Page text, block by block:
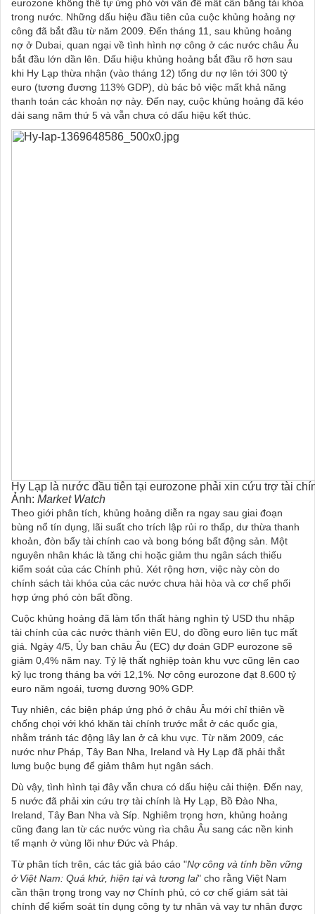
eurozone không thể tự ứng phó với vấn đề mất cân bằng tài khóa
trong nước. Những dấu hiệu đầu tiên của cuộc khủng hoảng nợ
công đã bắt đầu từ năm 2009. Đến tháng 11, sau khủng hoảng
nợ ở Dubai, quan ngại về tình hình nợ công ở các nước châu Âu
bắt đầu lớn dần lên. Dấu hiệu khủng hoảng bắt đầu rõ hơn sau
khi Hy Lạp thừa nhận (vào tháng 12) tổng dư nợ lên tới 300 tỷ
euro (tương đương 113% GDP), dù bác bỏ việc mất khả năng
thanh toán các khoản nợ này. Đến nay, cuộc khủng hoảng đã kéo
dài sang năm thứ 5 và vẫn chưa có dấu hiệu kết thúc.
Hy Lạp là nước đầu tiên tại eurozone phải xin cứu trợ tài
Ảnh: Market Watch
Theo giới phân tích, khủng hoảng diễn ra ngay sau giai đoạn
bùng nổ tín dụng, lãi suất cho trích lập rủi ro thấp, dư thừa thanh
khoản, đòn bẩy tài chính cao và bong bóng bất động sản. Một
nguyên nhân khác là tăng chi hoặc giảm thu ngân sách thiếu
kiểm soát của các Chính phủ. Xét rộng hơn, việc này còn do
chính sách tài khóa của các nước chưa hài hòa và cơ chế phối
hợp ứng phó còn bất đồng.
Cuộc khủng hoảng đã làm tổn thất hàng nghìn tỷ USD thu nhập
tài chính của các nước thành viên EU, do đồng euro liên tục mất
giá. Ngày 4/5, Ủy ban châu Âu (EC) dự đoán GDP eurozone sẽ
giảm 0,4% năm nay. Tỷ lệ thất nghiệp toàn khu vực cũng lên cao
kỷ lục trong tháng ba với 12,1%. Nợ công eurozone đạt 8.600 tỷ
euro năm ngoái, tương đương 90% GDP.
Tuy nhiên, các biện pháp ứng phó ở châu Âu mới chỉ thiên về
chống chọi với khó khăn tài chính trước mắt ở các quốc gia,
nhằm tránh tác động lây lan ở cả khu vực. Từ năm 2009, các
nước như Pháp, Tây Ban Nha, Ireland và Hy Lạp đã phải thắt
lưng buộc bụng để giảm thâm hụt ngân sách.
Dù vậy, tình hình tại đây vẫn chưa có dấu hiệu cải thiện. Đến nay,
5 nước đã phải xin cứu trợ tài chính là Hy Lạp, Bồ Đào Nha,
Ireland, Tây Ban Nha và Síp. Nghiêm trọng hơn, khủng hoảng
cũng đang lan từ các nước vùng rìa châu Âu sang các nền kinh
tế mạnh ở vùng lõi như Đức và Pháp.
Từ phân tích trên, các tác giả báo cáo "Nợ công và tính bền vững
ở Việt Nam: Quá khứ, hiện tại và tương lai" cho rằng Việt Nam
cần thận trọng trong vay nợ Chính phủ, có cơ chế giám sát tài
chính để kiểm soát tín dụng công ty tư nhân và vay tư nhân được